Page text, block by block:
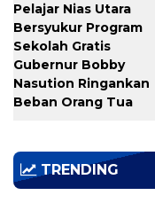
Pelajar Nias Utara
Bersyukur Program
Sekolah Gratis
Gubernur Bobby
Nasution Ringankan
Beban Orang Tua
TRENDING